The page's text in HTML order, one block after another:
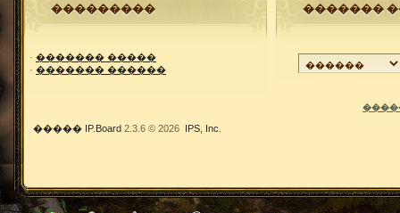
���������
· ������� �����
· ������� ������
�������
����� IP.Board 2.3.6 © 2026 IPS, Inc